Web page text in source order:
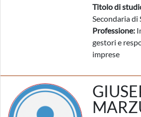
Titolo di
Secondaria di
Professione:
gestori e
imprese